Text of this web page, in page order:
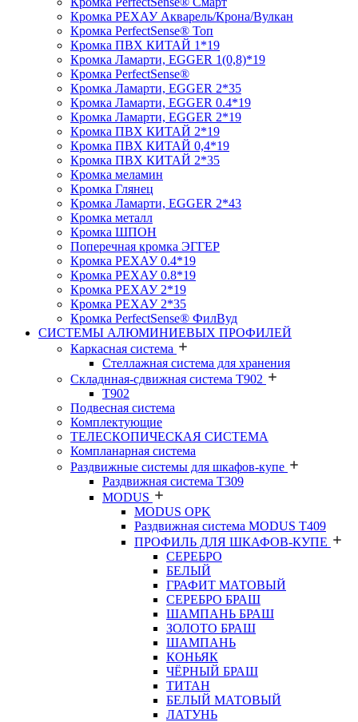
Кромка PЕХАУ Акварель/Крона/Вулкан
Кромка PerfectSense® Топ
Кромка ПВХ КИТАЙ 1*19
Кромка Ламарти, EGGER 1(0,8)*19
Кромка PerfectSense®
Кромка Ламарти, EGGER 2*35
Кромка Ламарти, EGGER 0.4*19
Кромка Ламарти, EGGER 2*19
Кромка ПВХ КИТАЙ 2*19
Кромка ПВХ КИТАЙ 0,4*19
Кромка ПВХ КИТАЙ 2*35
Кромка меламин
Кромка Глянец
Кромка Ламарти, EGGER 2*43
Кромка металл
Кромка ШПОН
Поперечная кромка ЭГГЕР
Кромка PЕХАУ 0.4*19
Кромка PЕХАУ 0.8*19
Кромка PЕХАУ 2*19
Кромка PЕХАУ 2*35
Кромка PerfectSense® ФилВуд
СИСТЕМЫ АЛЮМИНИЕВЫХ ПРОФИЛЕЙ
Каркасная система
Стеллажная система для хранения
Складнная-сдвижная система Т902
T902
Подвесная система
Комплектующие
ТЕЛЕСКОПИЧЕСКАЯ СИСТЕМА
Компланарная система
Раздвижные системы для шкафов-купе
Раздвижная система Т309
MODUS
MODUS OPK
Раздвижная система MODUS T409
ПРОФИЛЬ ДЛЯ ШКАФОВ-КУПЕ
СЕРЕБРО
БЕЛЫЙ
ГРАФИТ МАТОВЫЙ
СЕРЕБРО БРАШ
ШАМПАНЬ БРАШ
ЗОЛОТО БРАШ
ШАМПАНЬ
КОНЬЯК
ЧЁРНЫЙ БРАШ
ТИТАН
БЕЛЫЙ МАТОВЫЙ
ЛАТУНЬ